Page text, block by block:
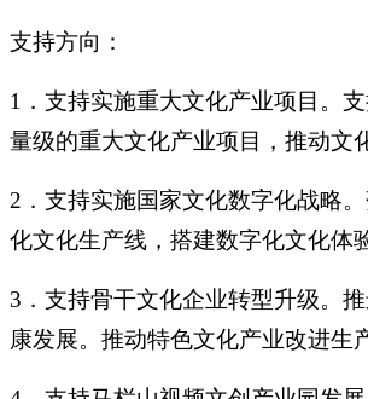
支持方向：
1．支持实施重大文化产业项目。
量级的重大文化产业项目，推动文
2．支持实施国家文化数字化战略
化文化生产线，搭建数字化文化体
3．支持骨干文化企业转型升级。
康发展。推动特色文化产业改进生